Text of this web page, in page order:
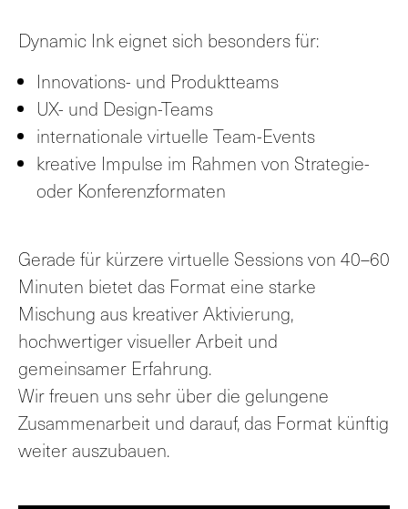
Dynamic Ink eignet sich besonders für:
Innovations- und Produktteams
UX- und Design-Teams
internationale virtuelle Team-Events
kreative Impulse im Rahmen von Strategie-
oder Konferenzformaten
Gerade für kürzere virtuelle Sessions von 40–60
Minuten bietet das Format eine starke
Mischung aus kreativer Aktivierung,
hochwertiger visueller Arbeit und
gemeinsamer Erfahrung.
Wir freuen uns sehr über die gelungene
Zusammenarbeit und darauf, das Format künftig
weiter auszubauen.